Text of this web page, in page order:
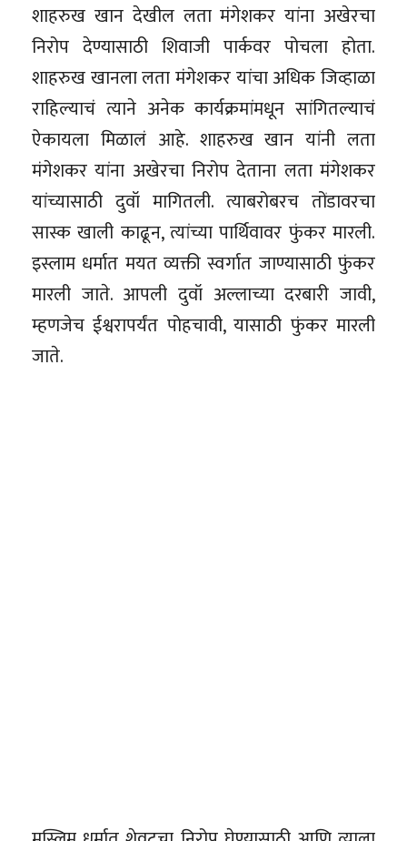
शाहरुख खान देखील लता मंगेशकर यांना अखेरचा
निरोप देण्यासाठी शिवाजी पार्कवर पोचला होता.
शाहरुख खानला लता मंगेशकर यांचा अधिक जिव्हाळा
राहिल्याचं त्याने अनेक कार्यक्रमांमधून सांगितल्याचं
ऐकायला मिळालं आहे‌. शाहरुख खान यांनी लता
मंगेशकर यांना अखेरचा निरोप देताना लता मंगेशकर
यांच्यासाठी दुवॉ मागितली. त्याबरोबरच तोंडावरचा
सास्क खाली काढून, त्यांच्या पार्थिवावर फुंकर मारली.
इस्लाम धर्मात मयत व्यक्ती स्वर्गात जाण्यासाठी फुंकर
मारली जाते. आपली दुवॉ अल्लाच्या दरबारी जावी,
म्हणजेच ईश्वरापर्यंत पोहचावी, यासाठी फुंकर मारली
जाते.